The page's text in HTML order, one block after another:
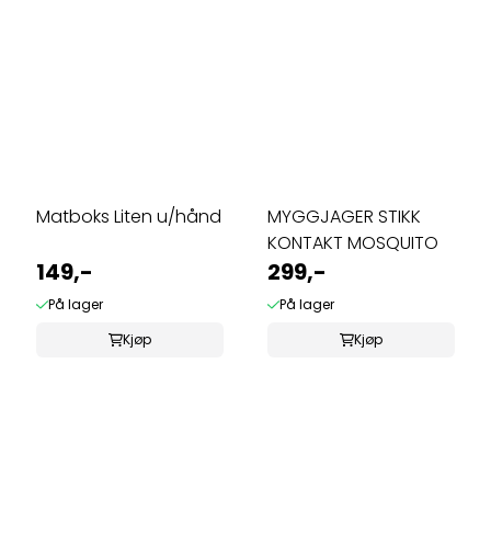
Matboks Liten u/hånd
149,-
På lager
Kjøp
MYGGJAGER STIKK
KONTAKT MOSQUITO
299,-
På lager
Kjøp